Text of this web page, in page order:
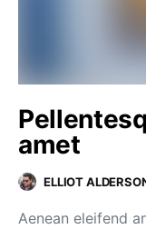
amet
ELLIOT
Aenean eleifend